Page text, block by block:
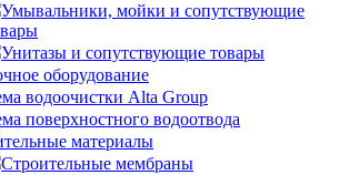
Умывальники, мойки и сопутствующие
Унитазы и сопутствующие товары
оборудование
водоочистки Alta Group
поверхностного водоотвода
материалы
Строительные мембраны